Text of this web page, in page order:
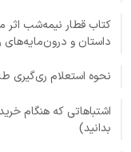
کتاب قطار نیمه‌شب
داستان و درون‌مایه‌های
نحوه استعلام ری‌گیری
بدانید)